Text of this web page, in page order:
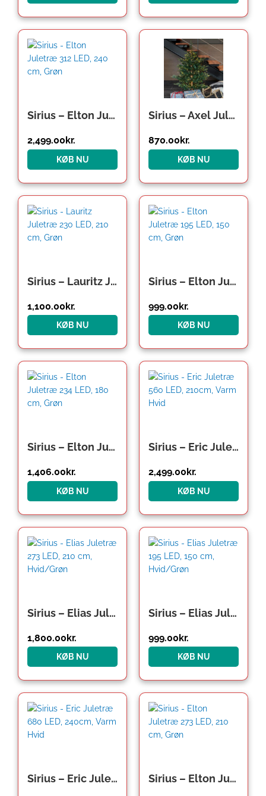
Sirius – Elton Juletræ 312 LED, 240 cm, Grøn
2,499.00kr.
KØB NU
Sirius – Axel Juletræ 195 LED, 150 cm, Grøn
oprindelige
999.00kr..
870.00kr.
aktuelle
pris
er:
870.00kr..
KØB NU
Sirius – Lauritz Juletræ 230 LED, 210 cm, Grøn
oprindelige
pris
var:
1,100.00kr.
aktuelle
pris
KØB NU
Sirius – Elton Juletræ 195 LED, 150 cm, Grøn
999.00kr.
KØB NU
Sirius – Elton Juletræ 234 LED, 180 cm, Grøn
oprindelige
pris
var:
1,406.00kr.
aktuelle
pris
KØB NU
Sirius – Eric Juletræ 560 LED, 210cm, Varm Hvid
2,499.00kr.
KØB NU
Sirius – Elias Juletræ 273 LED, 210 cm, Hvid/Grøn
oprindelige
pris
var:
1,800.00kr.
aktuelle
pris
KØB NU
Sirius – Elias Juletræ 195 LED, 150 cm, Hvid/Grøn
999.00kr.
KØB NU
Sirius – Eric Juletræ 680 LED, 240cm, Varm Hvid Sirius – Elton Juletræ 273 LED, 210 cm, Grøn
oprindelige
pris
var:
aktuelle
pris